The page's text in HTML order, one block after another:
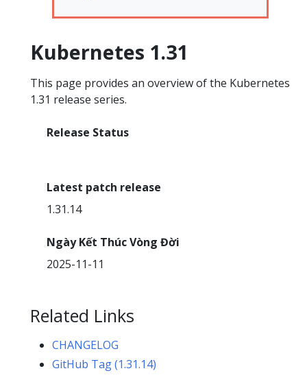
Kubernetes 1.31
This page provides an overview of the Kubernetes
1.31 release series.
Release Status
Latest patch release
1.31.14
Ngày Kết Thúc Vòng Đời
2025-11-11
Related Links
CHANGELOG
GitHub Tag (1.31.14)